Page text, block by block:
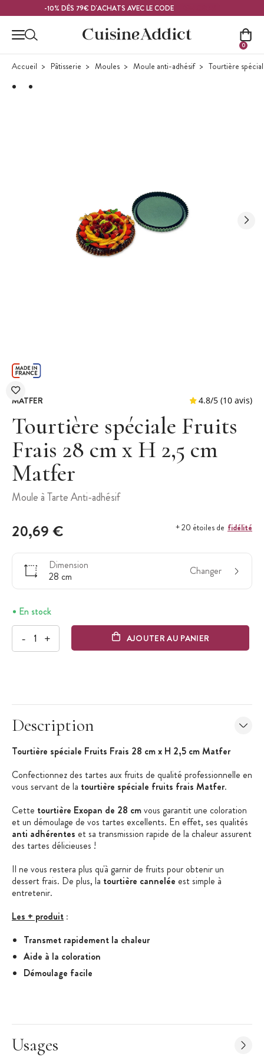
Contenu principal-10% DÈS 79€ D'ACHATS AVEC LE CODE
0
Accueil Pâtisserie Moules Moule anti-adhésif Tourtière
MATFER
Tourtière spéciale Fruits
Frais 28 cm x H 2,5 cm
Matfer
Moule à Tarte Anti-adhésif
20,69 € + 20 étoiles de fidélité
Dimension
28 cm
Changer
En stock
- + AJOUTER AU PANIER
Description
Tourtière spéciale Fruits Frais 28 cm x H 2,5 cm Matfer
Confectionnez des tartes aux fruits de qualité professionnelle en
vous servant de la tourtière spéciale fruits frais Matfer.
Cette tourtière Exopan de 28 cmvous garantit une coloration
et un démoulage de vos tartes excellents. En effet, ses qualités
anti adhérentes et sa transmission rapide de la chaleur assurent
des tartes délicieuses !
Il ne vous restera plus qu'à garnir de fruits pour obtenir un
dessert frais. De plus, la tourtière cannelée est simple à
entretenir.
Les + produit :
Transmet rapidement la chaleur
Aide à la coloration
Démoulage facile
Tourtière spéciale fruits frais
Matière : Exopan
Usages